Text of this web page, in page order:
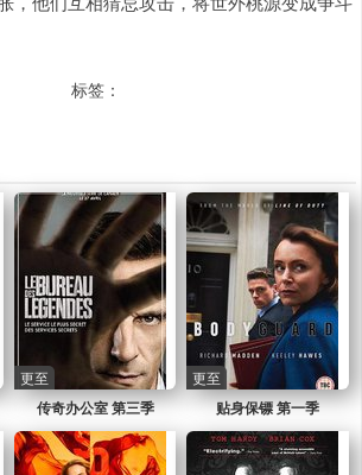
标签：
传奇办公室 第三季
更至
贴身保镖 第一季
更至